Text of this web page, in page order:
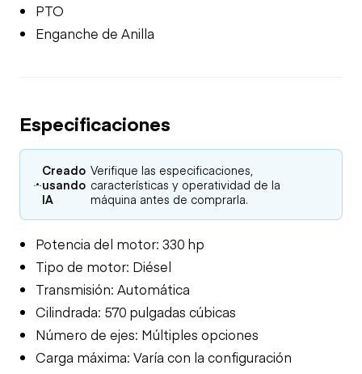
PTO
Enganche de Anilla
Especificaciones
Creado
usando
IA
Verifique las especificaciones,
características y operatividad de la
máquina antes de comprarla.
Potencia del motor: 330 hp
Tipo de motor: Diésel
Transmisión: Automática
Cilindrada: 570 pulgadas cúbicas
Número de ejes: Múltiples opciones
Carga máxima: Varía con la configuración